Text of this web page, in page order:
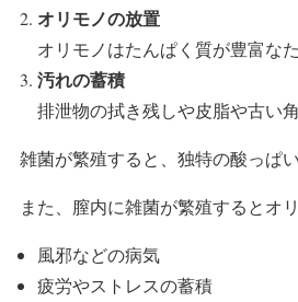
オリモノの放置
オリモノはたんぱく質が豊富な
汚れの蓄積
排泄物の拭き残しや皮脂や古い
雑菌が繁殖すると、 独特の酸っぱ
また、膣内に雑菌が繁殖するとオ
風邪などの病気
疲労やストレスの蓄積